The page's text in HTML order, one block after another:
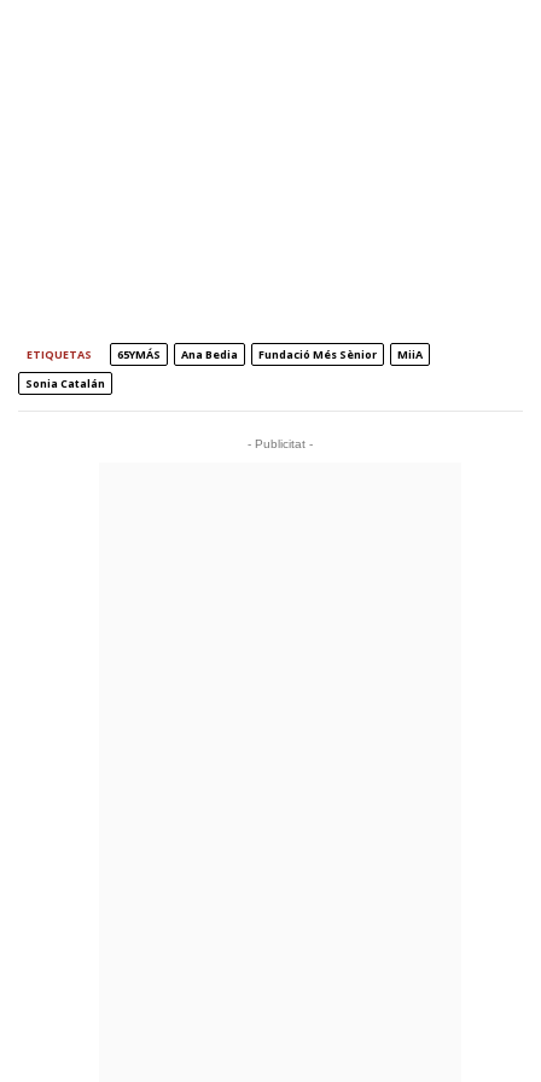
ETIQUETAS 65YMÁS Ana Bedia Fundació Més Sènior
MiiA
Sonia Catalán
- Publicitat -